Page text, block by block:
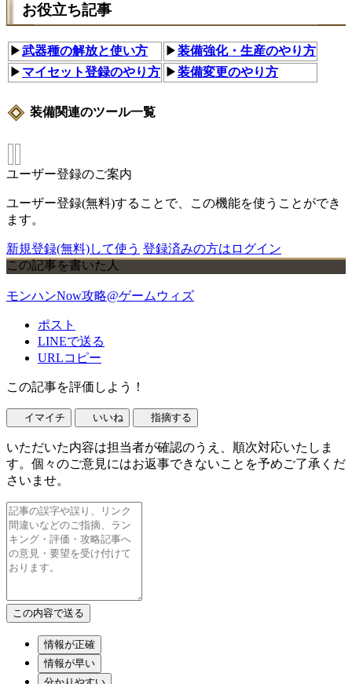
お役立ち記事
▶武器種の解放と使い方 ▶装備強化・生産のやり方
▶ マイセット登録のやり方 ▶装備変更のやり方
装備関連のツール一覧
ユーザー登録のご案内
ユーザー登録(無料)することで、この機能を使うことができ
ます。
新規登録(無料)して使う 登録済みの方はログイン
この記事を書いた人
モンハンNow攻略@ゲームウィズ
ポスト
LINEで送る
URLコピー
この記事を評価しよう！
イマイチ いいね 指摘する
いただいた内容は担当者が確認のうえ、順次対応いたしま
す。個々のご意見にはお返事できないことを予めご了承くだ
さいませ。
情報が正確
情報が早い